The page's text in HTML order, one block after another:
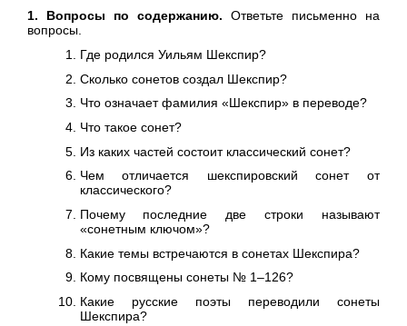
1. Вопросы по содержанию. Ответьте письменно на
вопросы.
Где родился Уильям Шекспир?
Сколько сонетов создал Шекспир?
Что означает фамилия «Шекспир» в переводе?
Что такое сонет?
Из каких частей состоит классический сонет?
Чем отличается шекспировский сонет от
классического?
Почему последние две строки называют
«сонетным ключом»?
Какие темы встречаются в сонетах Шекспира?
Кому посвящены сонеты № 1–126?
Какие русские поэты переводили сонеты
Шекспира?